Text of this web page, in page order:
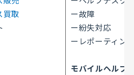
買取
ー故障
ー紛失対応
ーレポーティン
モバイルヘルプ